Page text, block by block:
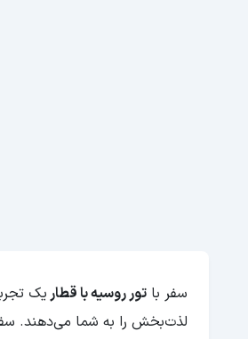
سفر با تور روسیه با قطاریک
لذت‌بخش را به شما می‌دهند.